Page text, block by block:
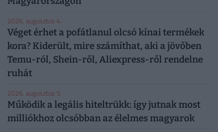
2026. augusztus 4.
Véget érhet a pofátlanul olcsó kínai termékek
kora? Kiderült, mire számíthat, aki a jövőben
Temu-ról, Shein-ről, Aliexpress-ről rendelne
ruhát
2026. augusztus 5.
Működik a legális hiteltrükk: így jutnak most
milliókhoz olcsóbban az élelmes magyarok